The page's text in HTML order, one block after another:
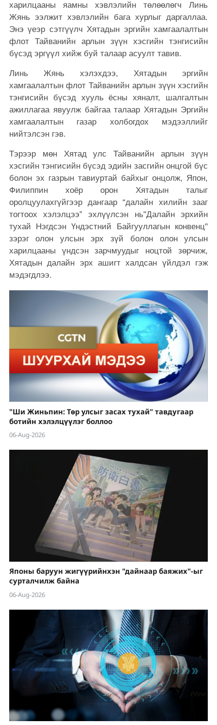
харилцааны яамны хэвлэлийн төлөөлөгч Линь
Жянь ээлжит хэвлэлийн бага хурлыг даргаллаа.
Энэ үеэр сэтгүүлч Хятадын эргийн хамгаалалтын
флот Тайванийн арлын зүүн хэсгийн тэнгисийн
бүсэд эргүүл хийж буй талаар асуулт тавив.
Линь Жянь хэлэхдээ, Хятадын эргийн
хамгаалалтын флот Тайванийн арлын зүүн хэсгийн
тэнгисийн бүсэд хууль ёсны хяналт, шалгалтын
ажиллагаа явуулж байгаа талаар Хятадын Эргийн
хамгаалалтын газар холбогдох мэдээллийг
нийтэлсэн гэв.
Тэрээр мөн Хятад улс Тайванийн арлын зүүн
хэсгийн тэнгисийн бүсэд эдийн засгийн онцгой бүс
болон эх газрын тавиуртай байхыг онцолж, Япон,
Филиппин хоёр орон Хятадын талыг
оролцуулахгүйгээр дангаар “далайн хилийн зааг
тогтоох хэлэлцээ” эхлүүлсэн нь"Далайн эрхийн
тухай Нэгдсэн Үндэстний Байгууллагын конвенц"
зэрэг олон улсын эрх зүй болон олон улсын
харилцааны үндсэн зарчмуудыг ноцтой зөрчиж,
Хятадын далайн эрх ашигт халдсан үйлдэл гэж
мэдэгдлээ.
"Ши Жиньпин: Төр улсыг засах тухай" тавдугаар
ботийн хэлэлцүүлэг боллоо
06-Aug-2026
Японы баруун жигүүрийнхэн "дайнаар баяжих"-ыг
сурталчилж байна
06-Aug-2026